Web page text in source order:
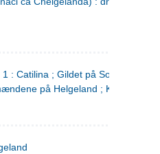
: Catilina ; Gildet på Solhaug ; Fru
på Helgeland ;